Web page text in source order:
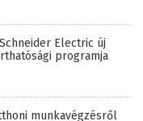
Electric új
programja
munkavégzésről